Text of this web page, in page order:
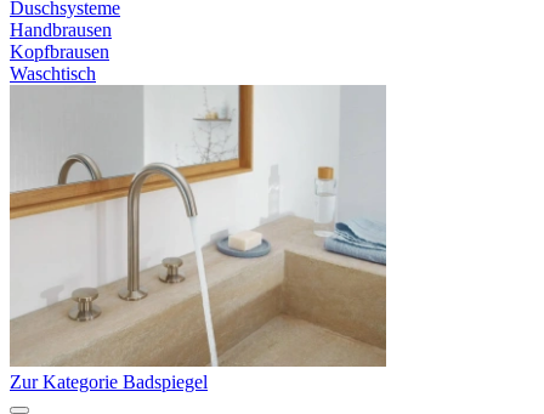
Duschsysteme
Handbrausen
Kopfbrausen
Waschtisch
Zur Kategorie Badspiegel